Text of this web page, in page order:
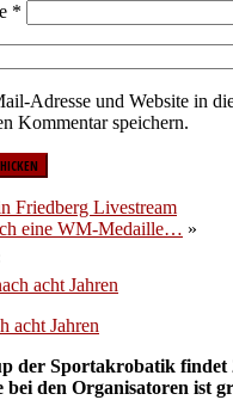
*
Adresse und Website in
Kommentar speichern.
Friedberg Livestream
eine WM-Medaille… »
acht Jahren
der Sportakrobatik findet
bei den Organisatoren ist